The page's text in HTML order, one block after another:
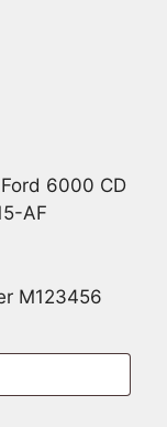
6000 CD
AF
M123456